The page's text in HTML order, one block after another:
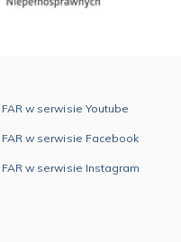
w serwisie Youtube
FAR w serwisie Facebook
FAR w serwisie Instagram